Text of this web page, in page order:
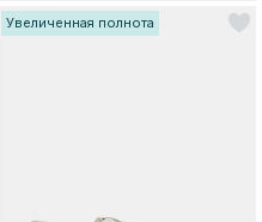
Увеличенная полнота